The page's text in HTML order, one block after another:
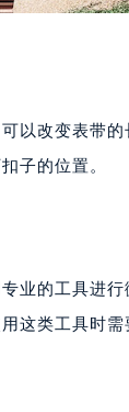
以改变表带
子的位置。
业的工具进
这类工具时